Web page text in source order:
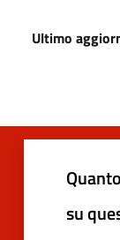
Ultimo
su